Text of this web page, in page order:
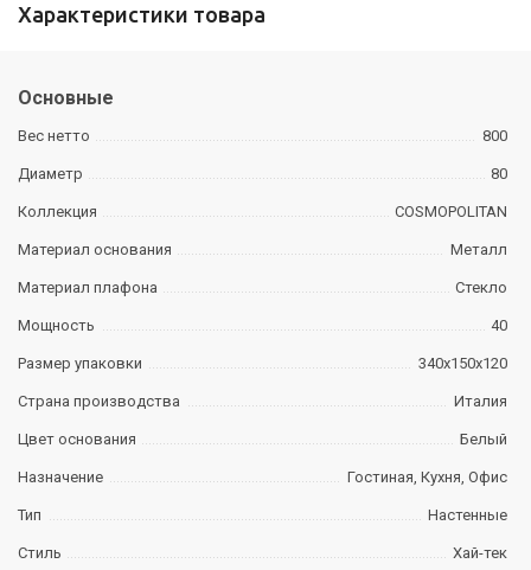
Характеристики товара
Основные
Вес нетто 800
Диаметр 80
Коллекция COSMOPOLITAN
Материал основания Металл
Материал плафона Стекло
Мощность 40
Размер упаковки 340х150х120
Страна производства Италия
Цвет основания Белый
Назначение Гостиная, Кухня, Офис
Тип Настенные
Стиль Хай-тек